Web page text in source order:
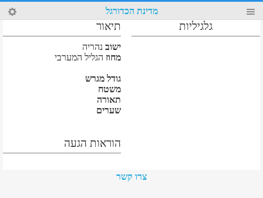
87 מדינת הכדורגל
גלגיליות תיאור
ישוב נהריה
מחוז הגליל המערבי
גודל מגרש
משטח
תאורה
שערים
הוראות הגעה
צרו קשר